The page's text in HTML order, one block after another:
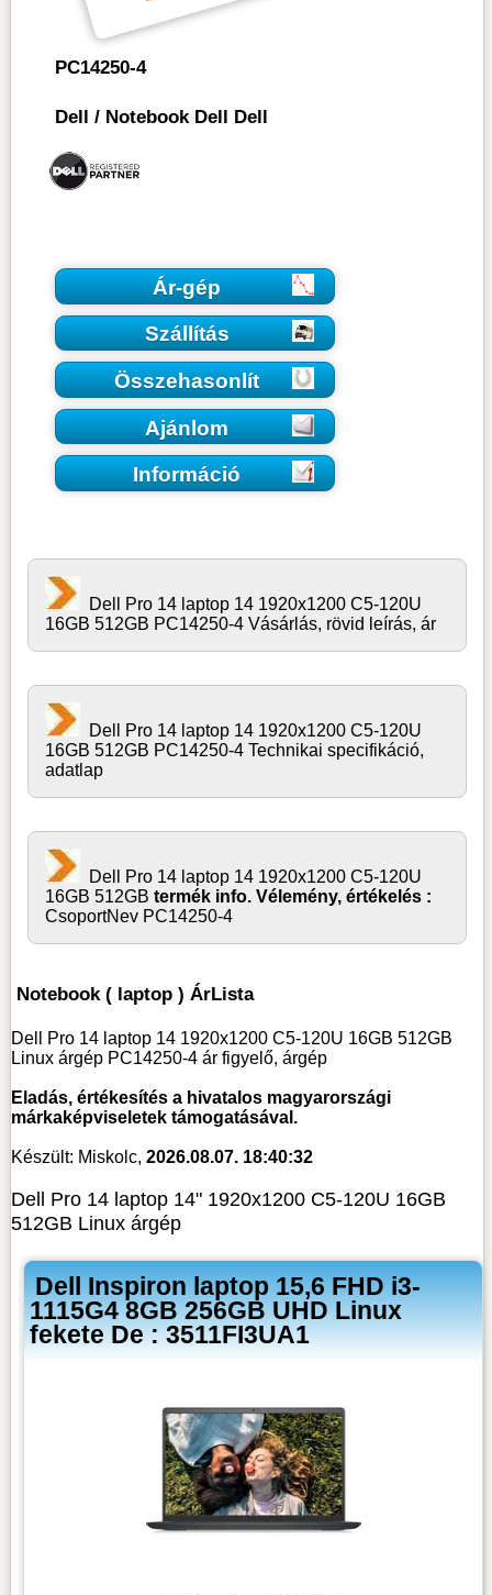
PC14250-4
Dell / Notebook Dell Dell
Ár-gép
Szállítás
Összehasonlít
Ajánlom
Információ
Dell Pro 14 laptop 14 1920x1200 C5-120U
16GB 512GB PC14250-4 Vásárlás, rövid leírás, ár
Dell Pro 14 laptop 14 1920x1200 C5-120U
16GB 512GB PC14250-4 Technikai specifikáció,
adatlap
Dell Pro 14 laptop 14 1920x1200 C5-120U
16GB 512GB termék info. Vélemény, értékelés :
CsoportNev PC14250-4
Notebook ( laptop ) ÁrLista
Dell Pro 14 laptop 14 1920x1200 C5-120U 16GB 512GB
Linux árgép PC14250-4 ár figyelő, árgép
Eladás, értékesítés a hivatalos magyarországi
márkaképviseletek támogatásával.
Készült: Miskolc, 2026.08.07. 18:40:32
Dell Pro 14 laptop 14" 1920x1200 C5-120U 16GB
512GB Linux árgép
Dell Inspiron laptop 15,6 FHD i3-
1115G4 8GB 256GB UHD Linux
fekete De : 3511FI3UA1